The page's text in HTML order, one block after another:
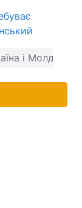
і Молдова